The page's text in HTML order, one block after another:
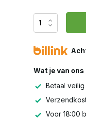
Wat je van
Betaal veilig
Voor 18:00